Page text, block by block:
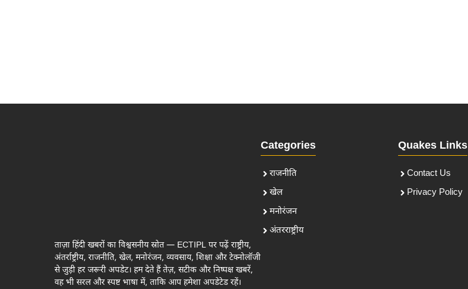
ताज़ा हिंदी खबरों का विश्वसनीय स्रोत — ECTIPL पर पढ़ें राष्ट्रीय,
अंतर्राष्ट्रीय, राजनीति, खेल, मनोरंजन, व्यवसाय, शिक्षा और टेक्नोलॉजी
से जुड़ी हर जरूरी अपडेट। हम देते हैं तेज़, सटीक और निष्पक्ष खबरें,
वह भी सरल और स्पष्ट भाषा में, ताकि आप हमेशा अपडेटेड रहें।
Categories
राजनीति
खेल
मनोरंजन
अंतरराष्ट्रीय
Quakes Links
Contact Us
Privacy Policy